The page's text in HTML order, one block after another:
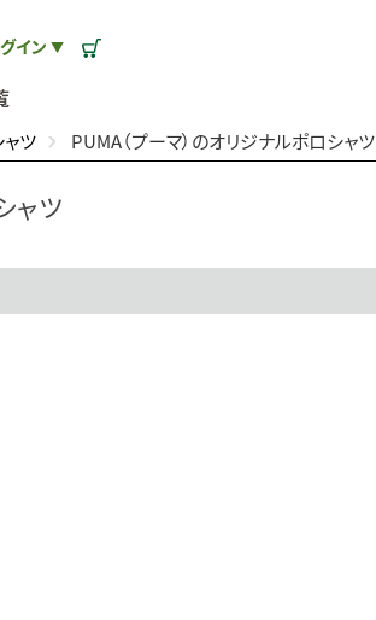
イン ▼
ツ PUMA（プーマ）のオリジナルポロシャツ
ャツ